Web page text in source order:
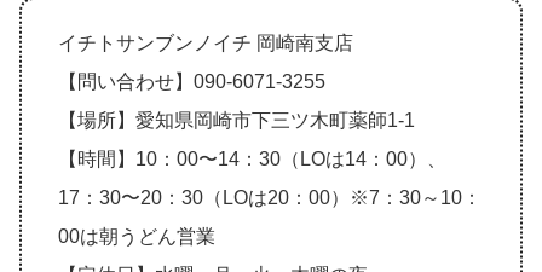
イチトサンブンノイチ 岡崎南支店
【問い合わせ】090-6071-3255
【場所】愛知県岡崎市下三ツ木町薬師1-1
【時間】10：00〜14：30（LOは14：00）、
17：30〜20：30（LOは20：00）※7：30～10：
00は朝うどん営業